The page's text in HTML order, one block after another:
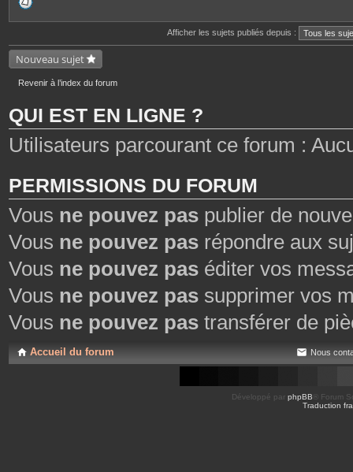
Afficher les sujets publiés depuis :
Nouveau sujet
Revenir à l’index du forum
QUI EST EN LIGNE ?
Utilisateurs parcourant ce forum :
PERMISSIONS DU FORUM
Vous ne pouvez pas publier de
Vous ne pouvez pas répondre aux
Vous ne pouvez pas éditer vos
Vous ne pouvez pas supprimer vos
Vous ne pouvez pas transférer de
Accueil du forum Nous
Développé par phpBB ® Forum
Traduction